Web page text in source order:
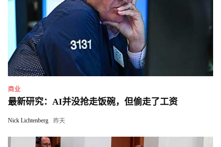
商业
最新研究：AI并没抢走饭碗，但偷走了工资
Nick Lichtenberg 昨天